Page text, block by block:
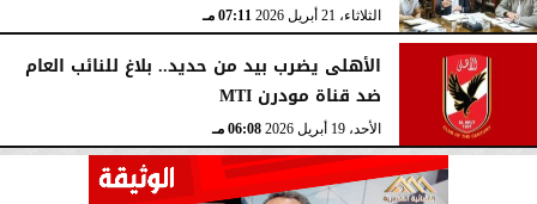
الثلاثاء، 21 أبريل 2026 07:11 مـ
الأهلى يضرب بيد من حديد.. بلاغ للنائب العام
ضد قناة مودرن MTI
الأحد، 19 أبريل 2026 06:08 مـ